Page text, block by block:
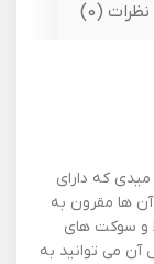
نظرات (0)
میدی که دارای
آن ها مقرون به
و سوکت های
آن می توانید به